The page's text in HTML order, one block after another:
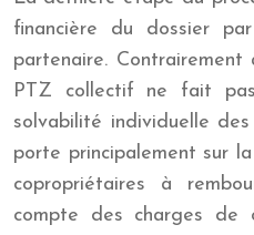
financière du dossier par
partenaire. Contrairement
PTZ collectif ne fait
solvabilité individuelle des
porte principalement sur
copropriétaires à
compte des charges de